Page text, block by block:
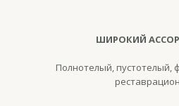
ШИРОКИЙ
Полнотелый, пустотелый,